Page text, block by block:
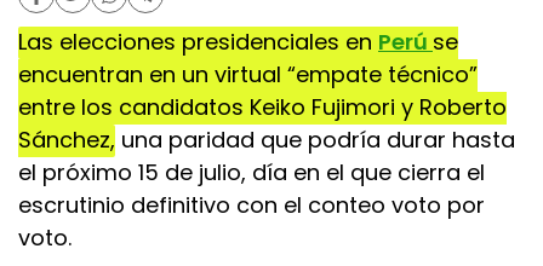
Las elecciones presidenciales en Perú se
encuentran en un virtual “empate técnico”
entre los candidatos Keiko Fujimori y Roberto
Sánchez, una paridad que podría durar hasta
el próximo 15 de julio, día en el que cierra el
escrutinio definitivo con el conteo voto por
voto.